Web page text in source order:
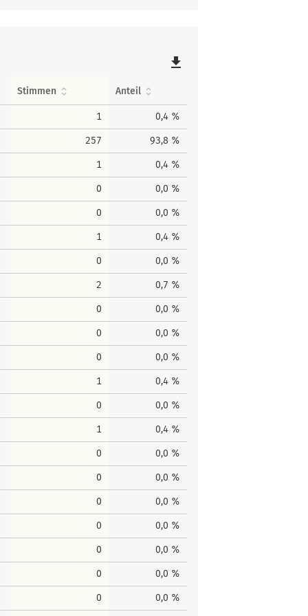
file_download
Stimmen Anteil
1 0,4 %
257 93,8 %
1 0,4 %
0 0,0 %
0 0,0 %
1 0,4 %
0 0,0 %
2 0,7 %
0 0,0 %
0 0,0 %
0 0,0 %
1 0,4 %
0 0,0 %
1 0,4 %
0 0,0 %
0 0,0 %
0 0,0 %
0 0,0 %
0 0,0 %
0 0,0 %
0 0,0 %